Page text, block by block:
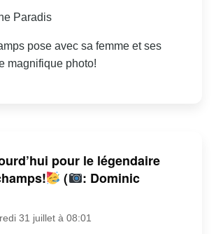
Paradis
pose avec sa femme et ses
magnifique photo!
pour le légendaire
(
: Dominic
31 juillet à 08:01